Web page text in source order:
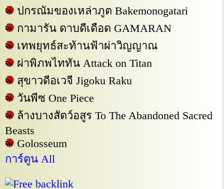
ปกรณัมของเหล่าภูต Bakemonogatari
กามารัน ดาบดีเดือด GAMARAN
เทพยุทธ์สะท้านฟ้าผ่าวิญญาณ
ผ่าพิภพไททัน Attack on Titan
สุขาวดีอเวจี Jigoku Raku
วันพีซ One Piece
ล้างบางสัตว์อสูร To The Abandoned Sacred
Beasts
Golosseum
การ์ตูน All